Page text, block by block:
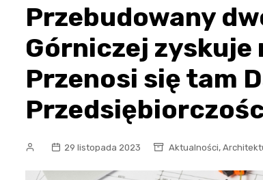
Blog
Przebudowany
Górniczej
Przenosi się tam
29 listopada 2023 Aktualności,